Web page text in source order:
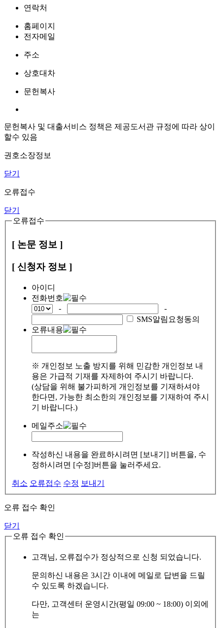
연락처
홈페이지
전자메일
주소
상호대차
문헌복사
문헌복사 및 대출서비스 정책은 제공도서관 규정에 따라 상이
할수 있음
권호소장정보
닫기
오류접수
닫기
오류접수
[ 논문 정보 ]
[ 신청자 정보 ]
아이디
전화번호
-
-
SMS알림요청동의
오류내용
※ 개인정보 노출 방지를 위해 민감한 개인정보 내
용은 가급적 기재를 자제하여 주시기 바랍니다.
(상담을 위해 불가피하게 개인정보를 기재하셔야
한다면, 가능한 최소한의 개인정보를 기재하여 주시
기 바랍니다.)
메일주소
작성하신 내용을 완료하시려면 [보내기] 버튼을, 수
정하시려면 [수정]버튼을 눌러주세요.
취소 오류접수 수정 보내기
오류 접수 확인
닫기
오류 접수 확인
고객님, 오류접수가 정상적으로 신청 되었습니다.
문의하신 내용은 3시간 이내에 메일로 답변을 드릴
수 있도록 하겠습니다.
다만, 고객센터 운영시간(평일 09:00 ~ 18:00) 이외에
는